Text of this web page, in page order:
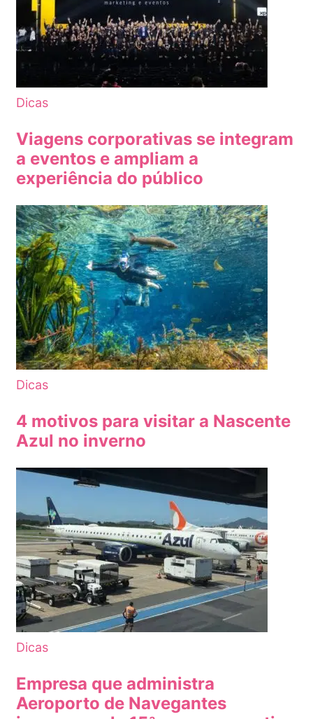
Dicas
Viagens corporativas se integram
a eventos e ampliam a
experiência do público
Dicas
4 motivos para visitar a Nascente
Azul no inverno
Dicas
Empresa que administra
Aeroporto de Navegantes